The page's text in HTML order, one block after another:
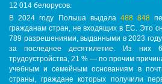
12 014 белорусов.
В 2024 году Польша выдала 488 848
гражданам стран, не входящих в ЕС. Это
789 разрешениями, выданными в 2023
за последнее десятилетие. Из
трудоустройства, 21 % — по прочим
учебным и семейным основаниям в
страны, граждане которых получили